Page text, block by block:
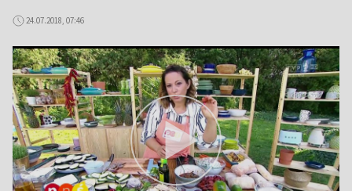
24.07.2018, 07:46